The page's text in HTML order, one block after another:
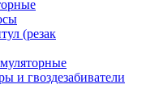
(резак
и гвоздезабиватели